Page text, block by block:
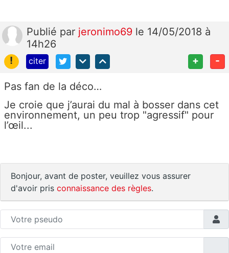
Publié par jeronimo69 le 14/05/2018 à
14h26
!
citer + -
Pas fan de la déco…
Je croie que j’aurai du mal à bosser dans cet
environnement, un peu trop "agressif" pour
l’œil...
Bonjour, avant de poster, veuillez vous assurer
d'avoir pris connaissance des règles.